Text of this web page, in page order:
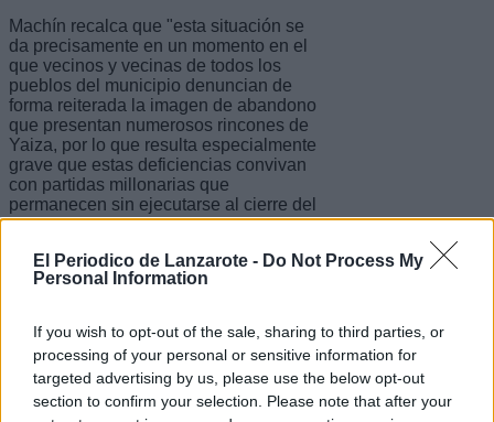
El Periodico de Lanzarote - Do Not Process My
Personal Information
If you wish to opt-out of the sale, sharing to third parties, or
processing of your personal or sensitive information for
targeted advertising by us, please use the below opt-out
section to confirm your selection. Please note that after your
Machín recalca que "esta situación se
da precisamente en un momento en el
que vecinos y vecinas de todos los
pueblos del municipio denuncian de
forma reiterada la imagen de abandono
que presentan numerosos rincones de
Yaiza, por lo que resulta especialmente
grave que estas deficiencias convivan
con partidas millonarias que
permanecen sin ejecutarse al cierre del
ejercicio presupuestario".
"En Yaiza no existe un problema de
falta de recursos económicos", añade
formación nacionalista canaria. "Las
cuentas municipales demuestran que
el dinero está. El verdadero problema
es que el Ayuntamiento no es capaz de
ejecutar las partidas destinadas a